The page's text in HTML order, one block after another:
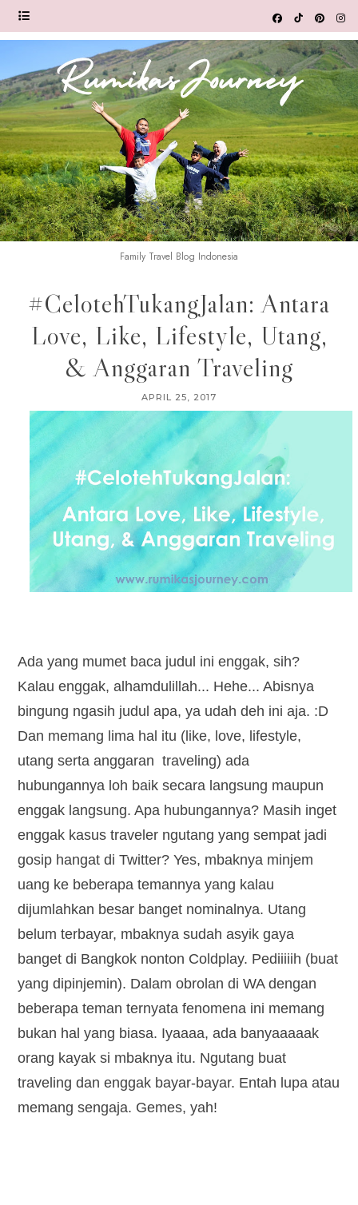
Family Travel Blog Indonesia
#CelotehTukangJalan: Antara
Love, Like, Lifestyle, Utang,
& Anggaran Traveling
APRIL 25, 2017
Ada yang mumet baca judul ini enggak, sih?
Kalau enggak, alhamdulillah... Hehe... Abisnya
bingung ngasih judul apa, ya udah deh ini aja. :D
Dan memang lima hal itu (like, love, lifestyle,
utang serta anggaran traveling) ada
hubungannya loh baik secara langsung maupun
enggak langsung. Apa hubungannya? Masih inget
enggak kasus traveler ngutang yang sempat jadi
gosip hangat di Twitter? Yes, mbaknya minjem
uang ke beberapa temannya yang kalau
dijumlahkan besar banget nominalnya. Utang
belum terbayar, mbaknya sudah asyik gaya
banget di Bangkok nonton Coldplay. Pediiiiih (buat
yang dipinjemin). Dalam obrolan di WA dengan
beberapa teman ternyata fenomena ini memang
bukan hal yang biasa. Iyaaaa, ada banyaaaaak
orang kayak si mbaknya itu. Ngutang buat
traveling dan enggak bayar-bayar. Entah lupa atau
memang sengaja. Gemes, yah!